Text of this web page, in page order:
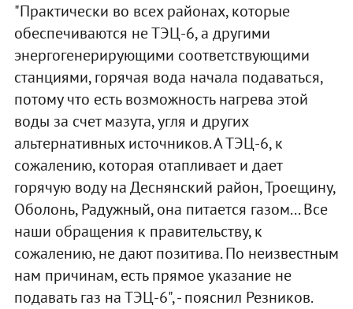
"Практически во всех районах, которые
обеспечиваются не ТЭЦ-6, а другими
энергогенерирующими соответствующими
станциями, горячая вода начала подаваться,
потому что есть возможность нагрева этой
воды за счет мазута, угля и других
альтернативных источников. А ТЭЦ-6, к
сожалению, которая отапливает и дает
горячую воду на Деснянский район, Троещину,
Оболонь, Радужный, она питается газом... Все
наши обращения к правительству, к
сожалению, не дают позитива. По неизвестным
нам причинам, есть прямое указание не
подавать газ на ТЭЦ-6", - пояснил Резников.